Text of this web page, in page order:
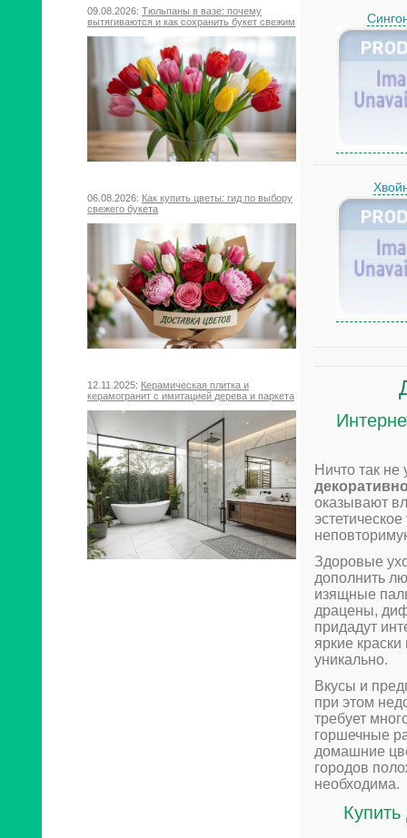
09.08.2026: Тюльпаны в вазе: почему
вытягиваются и как сохранить букет свежим
06.08.2026: Как купить цветы: гид по выбору
свежего букета
12.11.2025: Керамическая плитка и
керамогранит с имитацией дерева и паркета
Ничто так
оказывают
Здоровые
дополнить
изящные
драцены,
придадут
яркие
уникально.
Вкусы и
при этом
требует
горшечные
домашние
городов
необходима.